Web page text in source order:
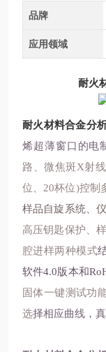
品牌
应用领域
耐火
耐火材料合金分
烯超薄窗口的电
路、微焦斑X射
位、20杯位)控制
样品自旋系统、
高压钥匙保护、
腔进样两种模式
软件4.0版本和
固体一键测试功
选择相应曲线，